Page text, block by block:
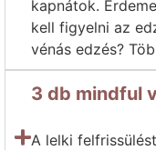
kapnátok.
kell figyelni az
vénás edzés?
3 db mindful
A lelki